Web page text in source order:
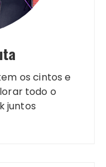
os cintos e
todo o
juntos